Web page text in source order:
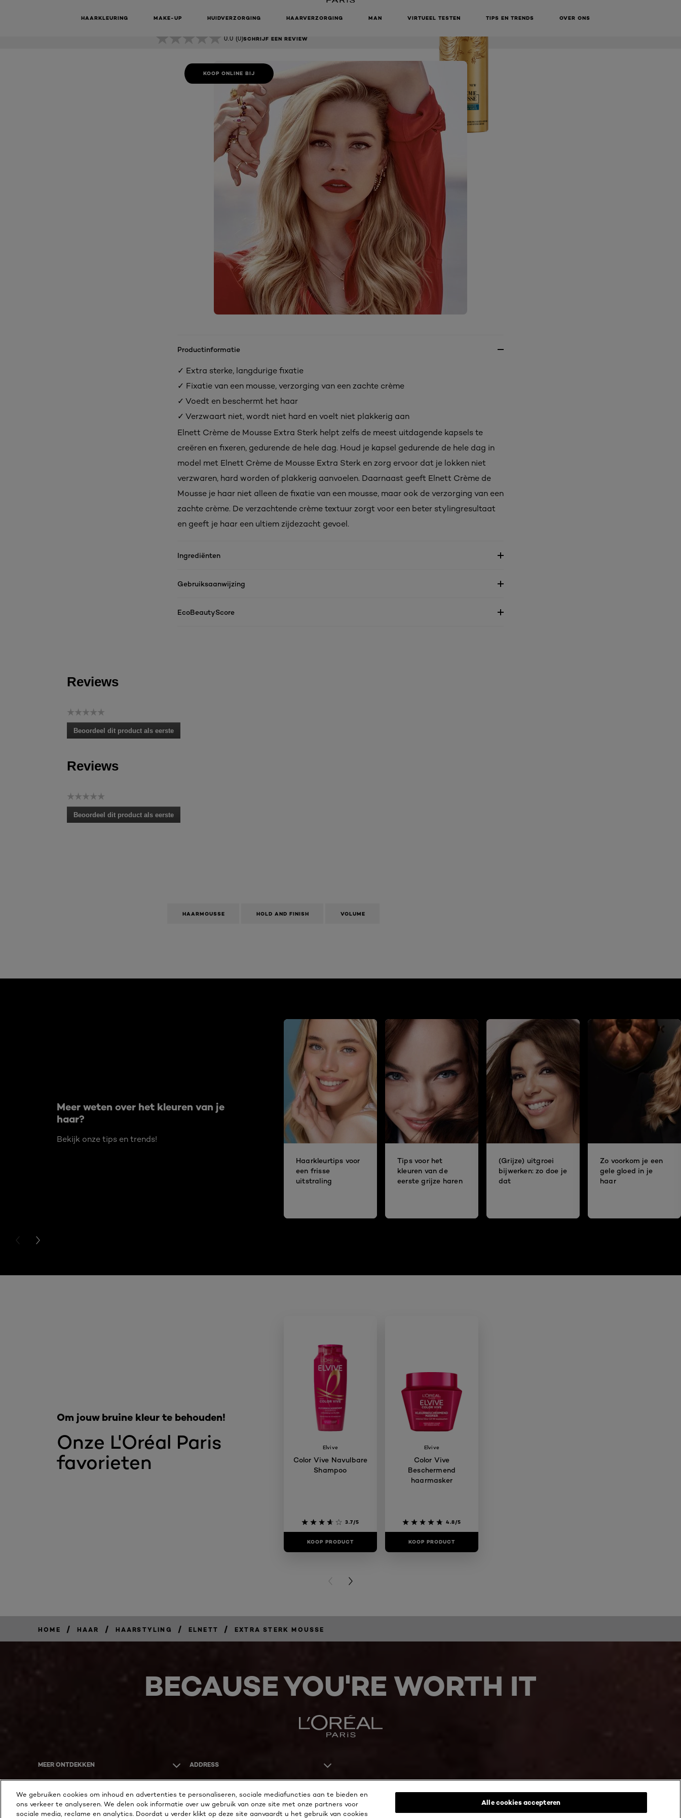
HAARKLEURING MAKE-UP HUIDVERZORGING HAARVERZORGING MAN VIRTUEEL TESTEN TIPS EN TRENDS OVER ONS
EXTRA STERK MOUSSE
0.0 (0)SCHRIJF EEN REVIEW
KOOP ONLINE BIJ
Productinformatie
✓ Extra sterke, langdurige fixatie
✓ Fixatie van een mousse, verzorging van een zachte crème
✓ Voedt en beschermt het haar
✓ Verzwaart niet, wordt niet hard en voelt niet plakkerig aan
Elnett Crème de Mousse Extra Sterk helpt zelfs de meest uitdagende kapsels te
creëren en fixeren, gedurende de hele dag. Houd je kapsel gedurende de hele dag in
model met Elnett Crème de Mousse Extra Sterk en zorg ervoor dat je lokken niet
verzwaren, hard worden of plakkerig aanvoelen. Daarnaast geeft Elnett Crème de
Mousse je haar niet alleen de fixatie van een mousse, maar ook de verzorging van een
zachte crème. De verzachtende crème textuur zorgt voor een beter stylingresultaat
en geeft je haar een ultiem zijdezacht gevoel.
Ingrediënten
Gebruiksaanwijzing
EcoBeautyScore
Reviews
☆☆☆☆☆
Geen
scorewaarde
Beoordeel dit product als eerste
.
actie
een
modaal
dialoogvenster.
Reviews
☆☆☆☆☆
Geen
scorewaarde
Beoordeel dit product als eerste
.
HAARMOUSSE HOLD AND FINISH VOLUME
Meer weten over het kleuren van je
haar?
Bekijk onze tips en trends!
Haarkleurtips voor
een frisse
uitstraling
Tips voor het
kleuren van de
eerste grijze haren
(Grijze) uitgroei
bijwerken: zo doe je
dat
Zo voorkom je een
gele gloed in je
haar
PREVIOUS CARD
NEXT CARD
Onze L'Oréal Paris
favorieten
Om jouw bruine kleur te behouden!
Elvive
Color Vive Navulbare
Shampoo
3.7/5
KOOP PRODUCT
Elvive
Color Vive
Beschermend
haarmasker
4.8/5
KOOP PRODUCT
PREVIOUS CARD
NEXT CARD
HOME / HAAR / HAARSTYLING / ELNETT / EXTRA STERK MOUSSE
BECAUSE YOU'RE WORTH IT
MEER ONTDEKKEN ADDRESS
We gebruiken cookies om inhoud en advertenties te personaliseren, sociale mediafuncties aan te bieden en
ons verkeer te analyseren. We delen ook informatie over uw gebruik van onze site met onze partners voor
sociale media, reclame en analytics. Doordat u verder klikt op deze site aanvaardt u het gebruik van cookies
Alle cookies accepteren